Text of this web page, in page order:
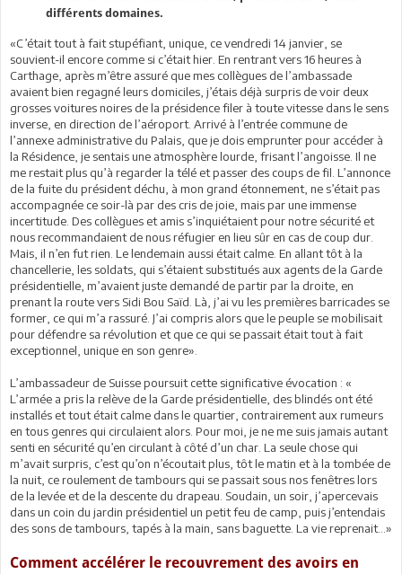
différents domaines.
«C’était tout à fait stupéfiant, unique, ce vendredi 14 janvier, se
souvient-il encore comme si c’était hier. En rentrant vers 16 heures à
Carthage, après m’être assuré que mes collègues de l’ambassade
avaient bien regagné leurs domiciles, j’étais déjà surpris de voir deux
grosses voitures noires de la présidence filer à toute vitesse dans le sens
inverse, en direction de l’aéroport. Arrivé à l’entrée commune de
l’annexe administrative du Palais, que je dois emprunter pour accéder à
la Résidence, je sentais une atmosphère lourde, frisant l’angoisse. Il ne
me restait plus qu’à regarder la télé et passer des coups de fil. L’annonce
de la fuite du président déchu, à mon grand étonnement, ne s’était pas
accompagnée ce soir-là par des cris de joie, mais par une immense
incertitude. Des collègues et amis s’inquiétaient pour notre sécurité et
nous recommandaient de nous réfugier en lieu sûr en cas de coup dur.
Mais, il n’en fut rien. Le lendemain aussi était calme. En allant tôt à la
chancellerie, les soldats, qui s’étaient substitués aux agents de la Garde
présidentielle, m’avaient juste demandé de partir par la droite, en
prenant la route vers Sidi Bou Saïd. Là, j’ai vu les premières barricades se
former, ce qui m’a rassuré. J’ai compris alors que le peuple se mobilisait
pour défendre sa révolution et que ce qui se passait était tout à fait
exceptionnel, unique en son genre».
L’ambassadeur de Suisse poursuit cette significative évocation : «
L’armée a pris la relève de la Garde présidentielle, des blindés ont été
installés et tout était calme dans le quartier, contrairement aux rumeurs
en tous genres qui circulaient alors. Pour moi, je ne me suis jamais autant
senti en sécurité qu’en circulant à côté d’un char. La seule chose qui
m’avait surpris, c’est qu’on n’écoutait plus, tôt le matin et à la tombée de
la nuit, ce roulement de tambours qui se passait sous nos fenêtres lors
de la levée et de la descente du drapeau. Soudain, un soir, j’apercevais
dans un coin du jardin présidentiel un petit feu de camp, puis j’entendais
des sons de tambours, tapés à la main, sans baguette. La vie reprenait…»
Comment accélérer le recouvrement des avoirs en